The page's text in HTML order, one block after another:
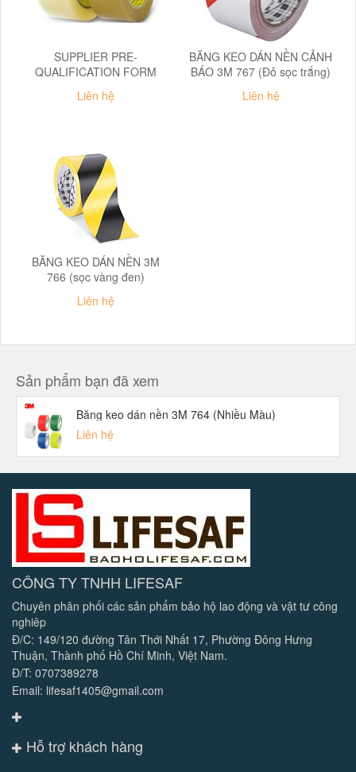
SUPPLIER PRE-
QUALIFICATION FORM
Liên hệ
BĂNG KEO DÁN NỀN CẢNH
BÁO 3M 767 (Đỏ sọc trắng)
Liên hệ
BĂNG KEO DÁN NỀN 3M
766 (sọc vàng đen)
Liên hệ
Sản phẩm bạn đã xem
Băng keo dán nền 3M 764 (Nhiều Màu)
Liên hệ
CÔNG TY TNHH LIFESAF
Chuyên phân phối các sản phẩm bảo hộ lao động và vật tư công
nghiêp
Đ/C: 149/120 đường Tân Thới Nhất 17, Phường Đông Hưng
Thuận, Thành phố Hồ Chí Minh, Việt Nam.
Đ/T: 0707389278
Email: lifesaf1405@gmail.com
Hỗ trợ khách hàng